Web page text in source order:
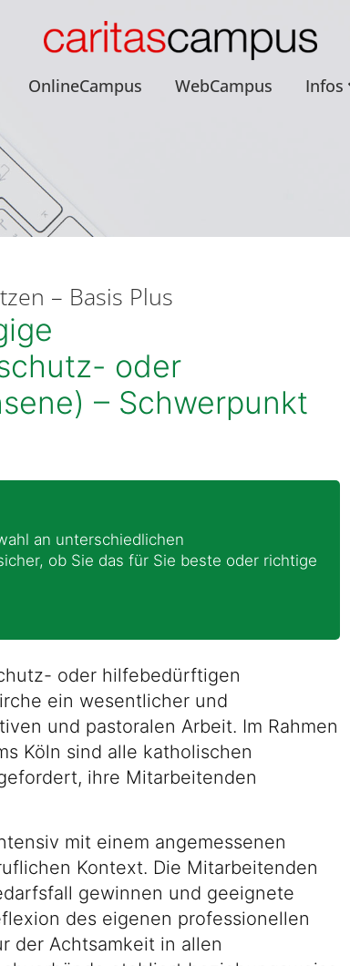
OnlineCampus WebCampus Infos
– Basis Plus
oder
– Schwerpunkt
an unterschiedlichen
ob Sie das für Sie beste oder richtige
oder hilfebedürftigen
ein wesentlicher und
und pastoralen Arbeit. Im Rahmen
Köln sind alle katholischen
ihre Mitarbeitenden
mit einem angemessenen
Kontext. Die Mitarbeitenden
gewinnen und geeignete
des eigenen professionellen
der Achtsamkeit in allen